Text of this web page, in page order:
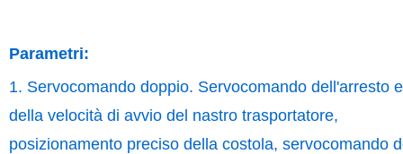
Parametri:
1. Servocomando doppio. Servocomando dell'arresto e
della velocità di avvio del nastro trasportatore,
posizionamento preciso della costola, servocomando